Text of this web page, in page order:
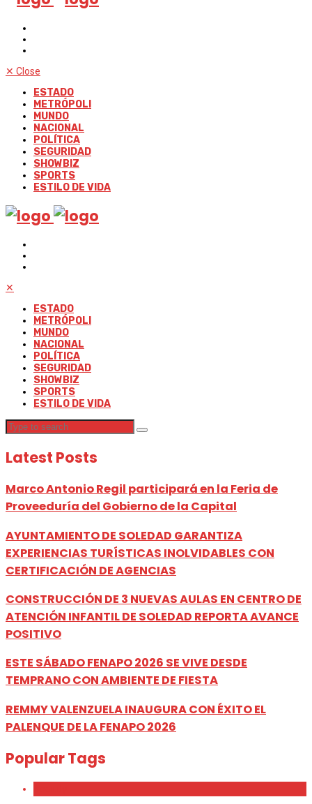
✕ Close
ESTADO
METRÓPOLI
MUNDO
NACIONAL
POLÍTICA
SEGURIDAD
SHOWBIZ
SPORTS
ESTILO DE VIDA
✕
ESTADO
METRÓPOLI
MUNDO
NACIONAL
POLÍTICA
SEGURIDAD
SHOWBIZ
SPORTS
ESTILO DE VIDA
Latest Posts
Marco Antonio Regil participará en la Feria de
Proveeduría del Gobierno de la Capital
AYUNTAMIENTO DE SOLEDAD GARANTIZA
EXPERIENCIAS TURÍSTICAS INOLVIDABLES CON
CERTIFICACIÓN DE AGENCIAS
CONSTRUCCIÓN DE 3 NUEVAS AULAS EN CENTRO DE
ATENCIÓN INFANTIL DE SOLEDAD REPORTA AVANCE
POSITIVO
ESTE SÁBADO FENAPO 2026 SE VIVE DESDE
TEMPRANO CON AMBIENTE DE FIESTA
REMMY VALENZUELA INAUGURA CON ÉXITO EL
PALENQUE DE LA FENAPO 2026
Popular Tags